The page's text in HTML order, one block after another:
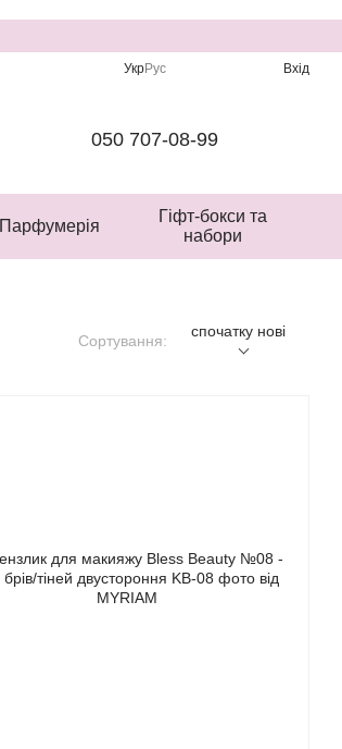
УкрРус Вхід
050 707-08-99
Парфумерія
Гіфт-бокси та
набори
Сортування:
спочатку нові